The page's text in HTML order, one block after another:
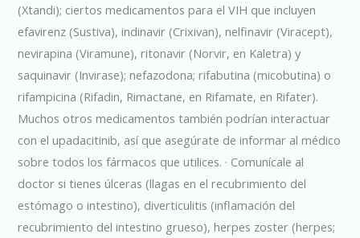
(Xtandi); ciertos medicamentos para el VIH que incluyen
efavirenz (Sustiva), indinavir (Crixivan), nelfinavir (Viracept),
nevirapina (Viramune), ritonavir (Norvir, en Kaletra) y
saquinavir (Invirase); nefazodona; rifabutina (micobutina) o
rifampicina (Rifadin, Rimactane, en Rifamate, en Rifater).
Muchos otros medicamentos también podrían interactuar
con el upadacitinib, así que asegúrate de informar al médico
sobre todos los fármacos que utilices. · Comunícale al
doctor si tienes úlceras (llagas en el recubrimiento del
estómago o intestino), diverticulitis (inflamación del
recubrimiento del intestino grueso), herpes zoster (herpes;